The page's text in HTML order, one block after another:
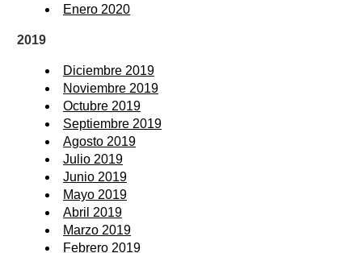
Enero 2020
2019
Diciembre 2019
Noviembre 2019
Octubre 2019
Septiembre 2019
Agosto 2019
Julio 2019
Junio 2019
Mayo 2019
Abril 2019
Marzo 2019
Febrero 2019